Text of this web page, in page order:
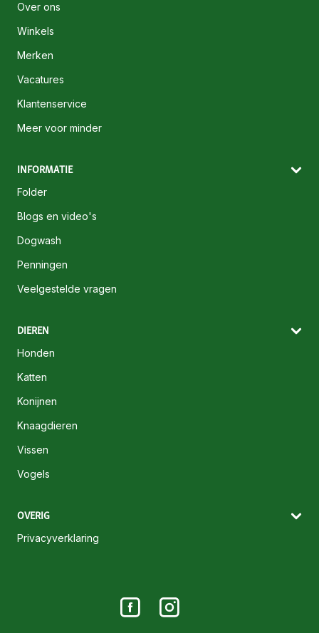
Over ons
Winkels
Merken
Vacatures
Klantenservice
Meer voor minder
INFORMATIE
Folder
Blogs en video's
Dogwash
Penningen
Veelgestelde vragen
DIEREN
Honden
Katten
Konijnen
Knaagdieren
Vissen
Vogels
OVERIG
Privacyverklaring